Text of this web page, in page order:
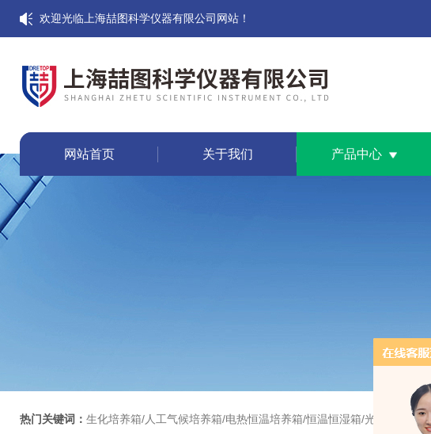
欢迎光临上海喆图科学仪器有限公司网站！
网站首页 关于我们 产品中心
热门关键词： 生化培养箱/人工气候培养箱/电热恒温培养箱/恒温恒湿箱/光照培养箱/二氧化碳培养箱等/恒温干燥箱/真空干燥